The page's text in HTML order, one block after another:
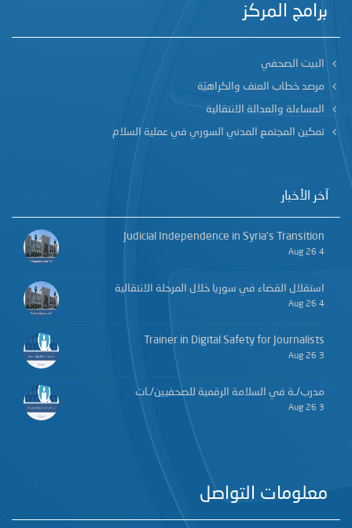
برامج المركز
البيت الصحفي
مرصد خطاب العنف والكراهيّة
المساءلة والعدالة الانتقالية
تمكين المجتمع المدني السوري في عملية السلام
آخر الأخبار
Judicial Independence in Syria’s Transition
4 Aug 26
استقلال القضاء في سوريا خلال المرحلة الانتقالية
4 Aug 26
Trainer in Digital Safety for Journalists
3 Aug 26
مدرب/ـة في السلامة الرقمية للصحفيين/ـات
3 Aug 26
معلومات التواصل